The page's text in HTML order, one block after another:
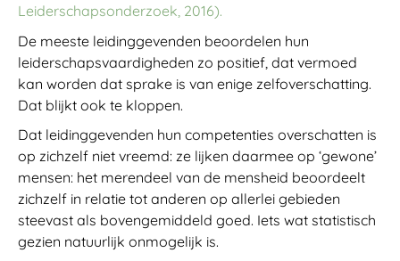
Leiderschapsonderzoek, 2016).
De meeste leidinggevenden beoordelen hun
leiderschapsvaardigheden zo positief, dat vermoed
kan worden dat sprake is van enige zelfoverschatting.
Dat blijkt ook te kloppen.
Dat leidinggevenden hun competenties overschatten is
op zichzelf niet vreemd: ze lijken daarmee op ‘gewone’
mensen: het merendeel van de mensheid beoordeelt
zichzelf in relatie tot anderen op allerlei gebieden
steevast als bovengemiddeld goed. Iets wat statistisch
gezien natuurlijk onmogelijk is.